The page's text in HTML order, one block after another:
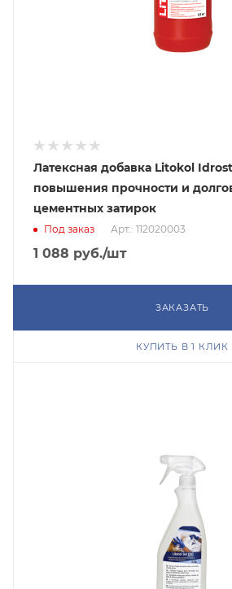
Латексная добавка Litokol
повышения прочности и
цементных затирок
Под заказ Арт.: 112020003
1 088 руб./шт
ЗАКАЗАТЬ
КУПИТЬ В 1 КЛИК